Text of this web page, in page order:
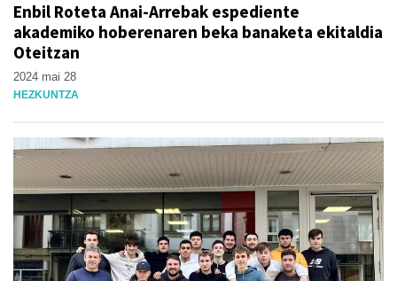
Enbil Roteta Anai-Arrebak espediente
akademiko hoberenaren beka banaketa ekitaldia
Oteitzan
2024 mai 28
HEZKUNTZA